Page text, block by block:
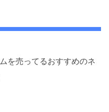
を売ってるおすすめのネ